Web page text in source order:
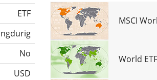
ETF
No
USD
MSCI
World